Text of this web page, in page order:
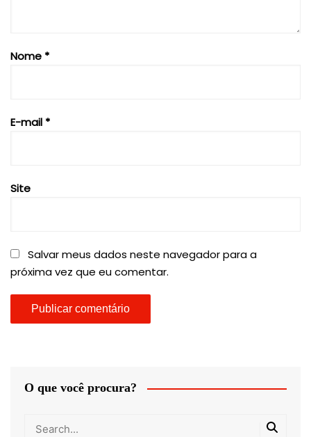
Nome *
E-mail *
Site
Salvar meus dados neste navegador para a
próxima vez que eu comentar.
O que você procura?